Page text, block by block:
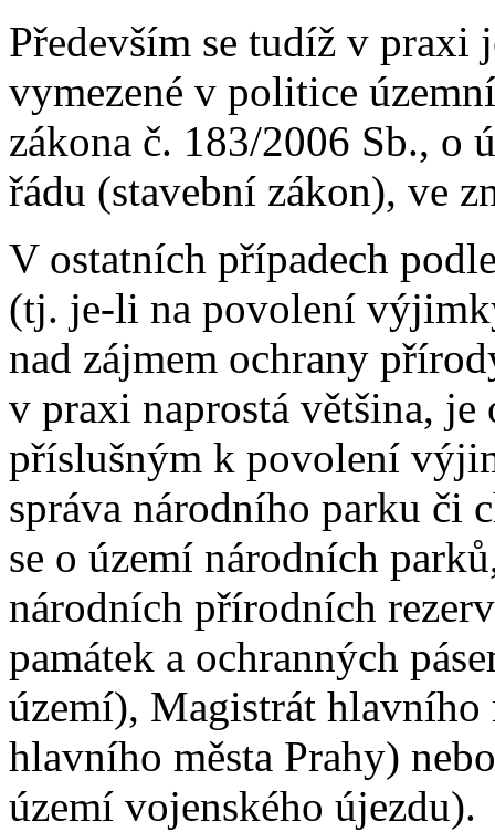
Především se tudíž v
vymezené v politice
zákona č. 183/2006 Sb., o
řádu (stavební zákon), ve
V ostatních případech
(tj. je-li na povolení
nad zájmem ochrany
v praxi naprostá většina,
příslušným k povolení
správa národního parku či
se o území národních
národních přírodních
památek a ochranných
území), Magistrát hlavního
hlavního města Prahy)
území vojenského újezdu).